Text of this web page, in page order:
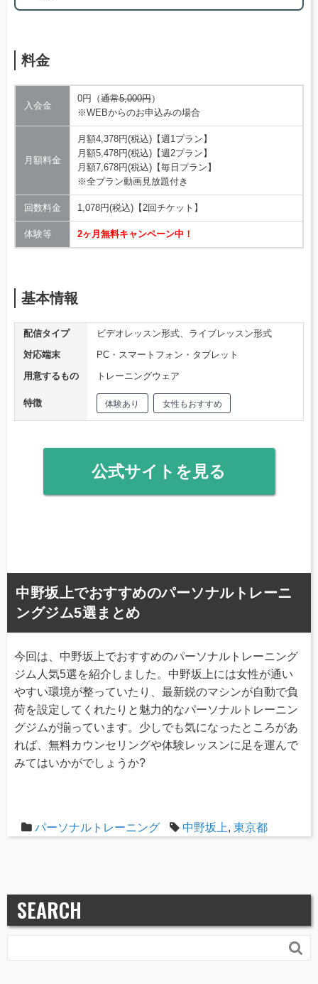
料金
入会金
0円（通常5,000円）
※WEBからのお申込みの場合
月額料金
月額4,378円(税込)【週1プラン】
月額5,478円(税込)【週2プラン】
月額7,678円(税込)【毎日プラン】
※全プラン動画見放題付き
回数料金 1,078円(税込)【2回チケット】
体験等 2ヶ月無料キャンペーン中！
基本情報
配信タイプ
ビデオレッスン形式、ライブレッスン形式
対応端末
PC・スマートフォン・タブレット
用意するもの
トレーニングウェア
特徴 体験あり 女性もおすすめ
公式サイトを見る
中野坂上でおすすめのパーソナルトレーニ
ングジム5選まとめ
今回は、中野坂上でおすすめのパーソナルトレーニング
ジム人気5選を紹介しました。中野坂上には女性が通い
やすい環境が整っていたり、最新鋭のマシンが自動で負
荷を設定してくれたりと魅力的なパーソナルトレーニン
グジムが揃っています。少しでも気になったところがあ
れば、無料カウンセリングや体験レッスンに足を運んで
みてはいかがでしょうか?
パーソナルトレーニング 中野坂上, 東京都
SEARCH
